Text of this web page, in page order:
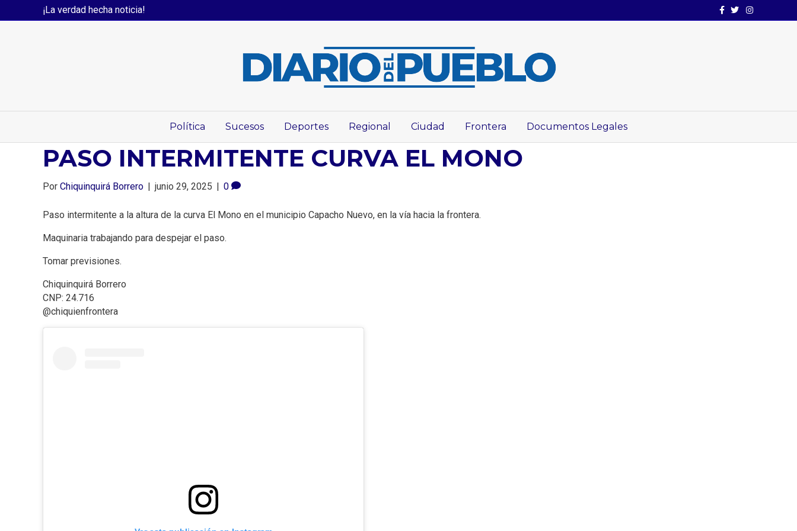
¡La verdad hecha noticia! Facebook
TwitterInstagram
Política Sucesos Deportes Regional Ciudad Frontera Documentos Legales
PASO INTERMITENTE CURVA EL MONO
Por Chiquinquirá Borrero junio 29, 2025 0
Paso intermitente a la altura de la curva El Mono en el municipio Capacho Nuevo, en la vía hacia la frontera.
Maquinaria trabajando para despejar el paso.
Tomar previsiones.
Chiquinquirá Borrero
CNP: 24.716
@chiquienfrontera